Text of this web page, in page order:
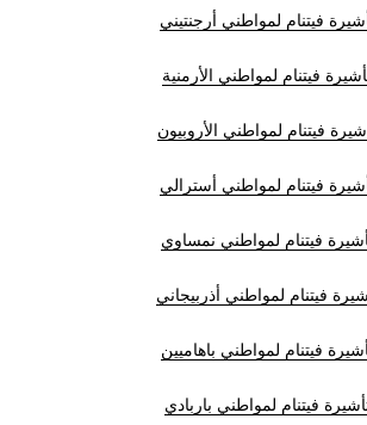
فيتنام لمواطني أرجنتيني
فيتنام لمواطني الأرمنية
فيتنام لمواطني الأروبيون
فيتنام لمواطني أسترالي
فيتنام لمواطني نمساوي
فيتنام لمواطني أذربيجاني
فيتنام لمواطني باهاميين
فيتنام لمواطني باربادي